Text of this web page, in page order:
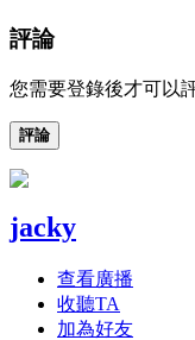
評論
您需要登錄後才可以
評論
jacky
查看廣播
收聽TA
加為好友